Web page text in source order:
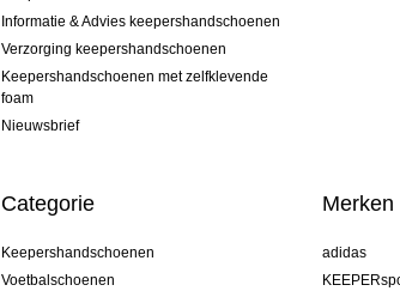
Informatie & Advies keepershandschoenen
Verzorging keepershandschoenen
Keepershandschoenen met zelfklevende
foam
Nieuwsbrief
Categorie
Keepershandschoenen
Voetbalschoenen
Merken
adidas